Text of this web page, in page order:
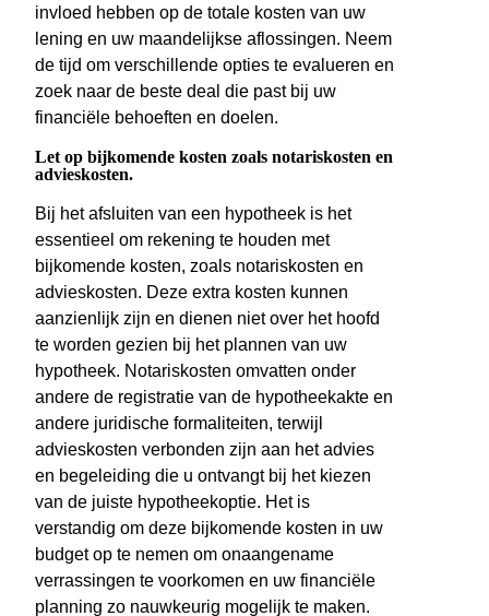
invloed hebben op de totale kosten van uw
lening en uw maandelijkse aflossingen. Neem
de tijd om verschillende opties te evalueren en
zoek naar de beste deal die past bij uw
financiële behoeften en doelen.
Let op bijkomende kosten zoals notariskosten en
advieskosten.
Bij het afsluiten van een hypotheek is het
essentieel om rekening te houden met
bijkomende kosten, zoals notariskosten en
advieskosten. Deze extra kosten kunnen
aanzienlijk zijn en dienen niet over het hoofd
te worden gezien bij het plannen van uw
hypotheek. Notariskosten omvatten onder
andere de registratie van de hypotheekakte en
andere juridische formaliteiten, terwijl
advieskosten verbonden zijn aan het advies
en begeleiding die u ontvangt bij het kiezen
van de juiste hypotheekoptie. Het is
verstandig om deze bijkomende kosten in uw
budget op te nemen om onaangename
verrassingen te voorkomen en uw financiële
planning zo nauwkeurig mogelijk te maken.